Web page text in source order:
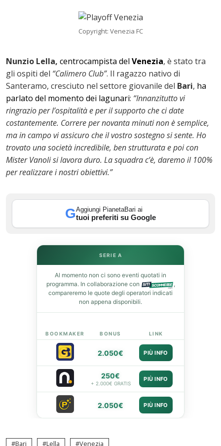
Copyright: Venezia FC
Nunzio Lella, centrocampista del Venezia, è stato tra
gli ospiti del “Calimero Club”. Il ragazzo nativo di
Santeramo, cresciuto nel settore giovanile del Bari, ha
parlato del momento dei lagunari: “Innanzitutto vi
ringrazio per l’ospitalità e per il supporto che ci date
costantemente. Correre per novanta minuti non è semplice,
ma in campo vi assicuro che il vostro sostegno si sente. Ho
trovato una società incredibile, ben strutturata e poi con
Mister Vanoli si lavora duro. La squadra c’è, daremo il 100%
per realizzare i nostri obiettivi.”
GAggiungi PianetaBari ai
tuoi preferiti su Google
SERIE A
Al momento non ci sono eventi quotati in
programma. In collaborazione con
,
compareremo le quote degli operatori indicati
non appena disponibili.
BOOKMAKER BONUS LINK
2.050€ PIÙ INFO
250€
+ 2.000€ GRATIS
PIÙ INFO
2.050€ PIÙ INFO
Bari Lella Venezia